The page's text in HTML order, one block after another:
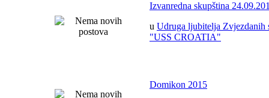
Izvanredna skupština
u Udruga ljubitelja Zvjezdanih
"USS CROATIA"
Domikon 2015